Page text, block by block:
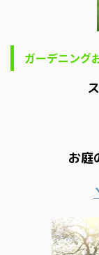
ガーデニング
お庭